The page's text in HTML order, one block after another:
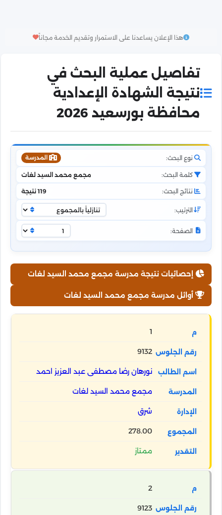
هذا الإعلان يساعدنا على الاستمرار وتقديم الخدمة مجاناً
تفاصيل عملية البحث في
نتيجة الشهادة الإعدادية
محافظة بورسعيد 2026
نوع البحث: المدرسة
كلمة البحث: مجمع محمد السيد لغات
نتائج البحث: 119 نتيجة
الترتيب:
الصفحة:
إحصائيات نتيجة مدرسة مجمع محمد السيد لغات
أوائل مدرسة مجمع محمد السيد لغات
1
9132
نورهان رضا مصطفى عبد العزيز احمد
مجمع محمد السيد لغات
شرق
278.00
ممتاز
2
9123